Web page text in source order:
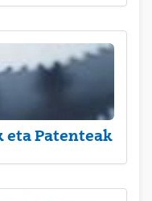
eta Patenteak